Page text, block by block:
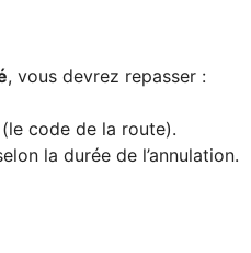
, vous devrez repasser :
(le code de la route).
la durée de l’annulation.